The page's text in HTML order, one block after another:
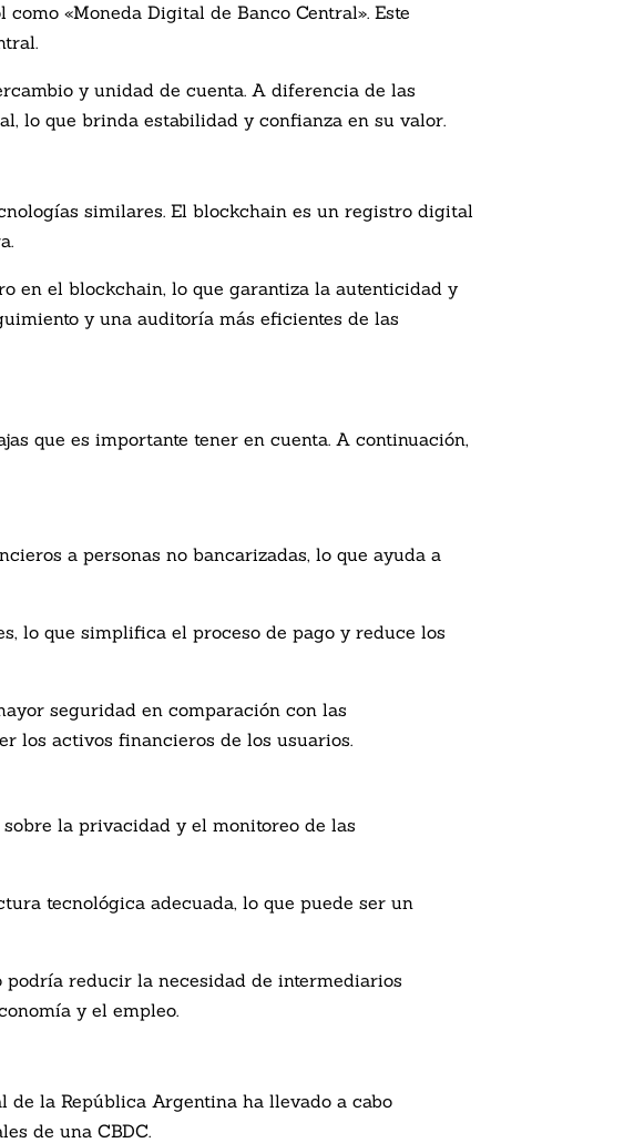
«Moneda Digital de Banco Central». Este
y unidad de cuenta. A diferencia de las
lo que brinda estabilidad y confianza en su valor.
similares. El blockchain es un registro digital
en el blockchain, lo que garantiza la autenticidad y
y una auditoría más eficientes de las
que es importante tener en cuenta. A continuación,
a personas no bancarizadas, lo que ayuda a
lo que simplifica el proceso de pago y reduce los
seguridad en comparación con las
los activos financieros de los usuarios.
la privacidad y el monitoreo de las
tecnológica adecuada, lo que puede ser un
podría reducir la necesidad de intermediarios
y el empleo.
de la República Argentina ha llevado a cabo
de una CBDC.